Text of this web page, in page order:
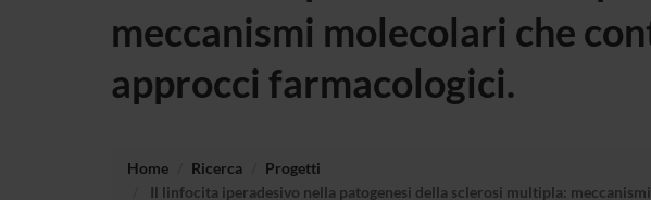
meccanismi molecolari che
approcci farmacologici.
Home Ricerca
Progetti
Il linfocita iperadesivo nella patogenesi della sclerosi multipla: